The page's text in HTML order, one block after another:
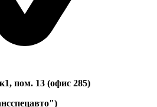
пом. 13 (офис 285)